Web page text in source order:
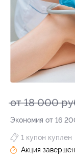
от 18 000
Экономия от 16
1 купон куплен
Акция